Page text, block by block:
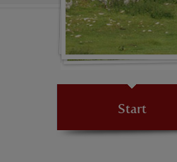
Start